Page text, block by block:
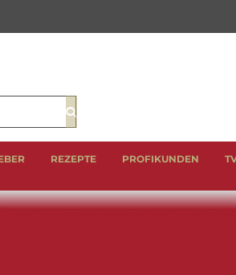
Suche
REZEPTE PROFIKUNDEN